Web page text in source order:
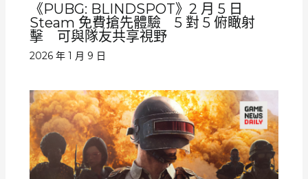
《PUBG: BLINDSPOT》2 月 5 日
Steam 免費搶先體驗 5 對 5 俯瞰射
擊 可與隊友共享視野
2026 年 1 月 9 日